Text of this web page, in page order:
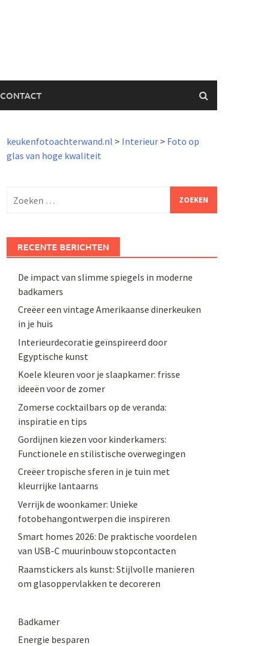
CONTACT
keukenfotoachterwand.nl > Interieur> Foto op
glas van hoge kwaliteit
naar:
RECENTE BERICHTEN
De impact van slimme spiegels in moderne
badkamers
Creëer een vintage Amerikaanse dinerkeuken
in je huis
Interieurdecoratie geïnspireerd door
Egyptische kunst
Koele kleuren voor je slaapkamer: frisse
ideeën voor de zomer
Zomerse cocktailbars op de veranda:
inspiratie en tips
Gordijnen kiezen voor kinderkamers:
Functionele en stilistische overwegingen
Creëer tropische sferen in je tuin met
kleurrijke lantaarns
Verrijk de woonkamer: Unieke
fotobehangontwerpen die inspireren
Smart homes 2026: De praktische voordelen
van USB-C muurinbouw stopcontacten
Raamstickers als kunst: Stijlvolle manieren
om glasoppervlakken te decoreren
Badkamer
Energie besparen